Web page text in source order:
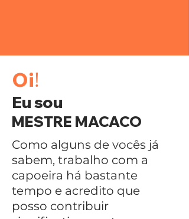
Oi!
Eu sou
MESTRE MACACO
Como alguns de vocês já
sabem, trabalho com a
capoeira há bastante
tempo e acredito que
posso contribuir